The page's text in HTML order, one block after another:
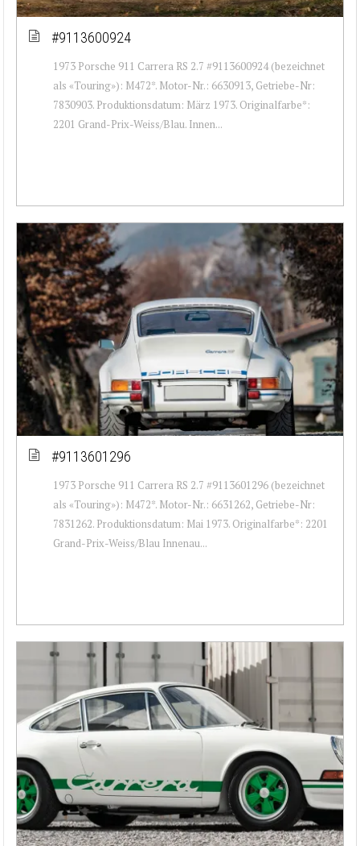
#9113600924
1973 Porsche 911 Carrera RS 2.7 #9113600924 (bezeichnet
als «Touring»): M472*. Motor-Nr.: 6630913, Getriebe-Nr:
7830903. Produktionsdatum: März 1973. Originalfarbe*:
2201 Grand-Prix-Weiss/Blau. Innen...
#9113601296
1973 Porsche 911 Carrera RS 2.7 #9113601296 (bezeichnet
als «Touring»): M472*. Motor-Nr.: 6631262, Getriebe-Nr:
7831262. Produktionsdatum: Mai 1973. Originalfarbe*: 2201
Grand-Prix-Weiss/Blau Innenau...